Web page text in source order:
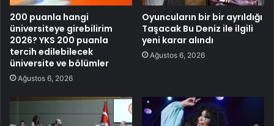
200 puanla hangi
üniversiteye girebilirim
2026? YKS 200 puanla
tercih edilebilecek
üniversite ve bölümler
Ağustos 6, 2026
Oyuncuların bir bir ayrıldığı
Taşacak Bu Deniz ile ilgili
yeni karar alındı
Ağustos 6, 2026